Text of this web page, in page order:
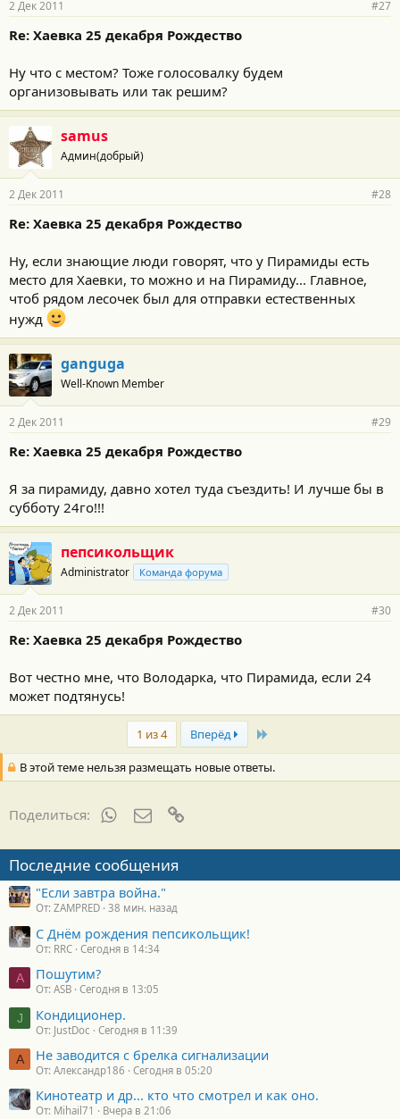
2 Дек 2011 #27
Re: Хаевка 25 декабря Рождество
Ну что с местом? Тоже голосовалку будем
организовывать или так решим?
samus
Админ(добрый)
2 Дек 2011 #28
Re: Хаевка 25 декабря Рождество
Ну, если знающие люди говорят, что у Пирамиды есть
место для Хаевки, то можно и на Пирамиду... Главное,
чтоб рядом лесочек был для отправки естественных
нужд
ganguga
Well-Known Member
2 Дек 2011 #29
Re: Хаевка 25 декабря Рождество
Я за пирамиду, давно хотел туда съездить! И лучше бы в
субботу 24го!!!
пепсикольщик
Administrator Команда форума
2 Дек 2011 #30
Re: Хаевка 25 декабря Рождество
Вот честно мне, что Володарка, что Пирамида, если 24
может подтянусь!
1 из 4 Вперёд Last
В этой теме нельзя размещать новые ответы.
Поделиться: WhatsAppЭлектронная почта
Последние сообщения
"Если завтра война."
От: ZAMPRED 38 мин. назад
С Днём рождения пепсикольщик!
От: RRC Сегодня в 14:34
A Пошутим?
От: ASB Сегодня в 13:05
J Кондиционер.
От: JustDoc Сегодня в 11:39
А Не заводится с брелка сигнализации
От: Александр186 Сегодня в 05:20
Кинотеатр и др... кто что смотрел и как оно.
От: Mihail71 Вчера в 21:06